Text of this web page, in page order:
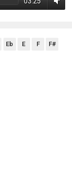
Eb E F
F#